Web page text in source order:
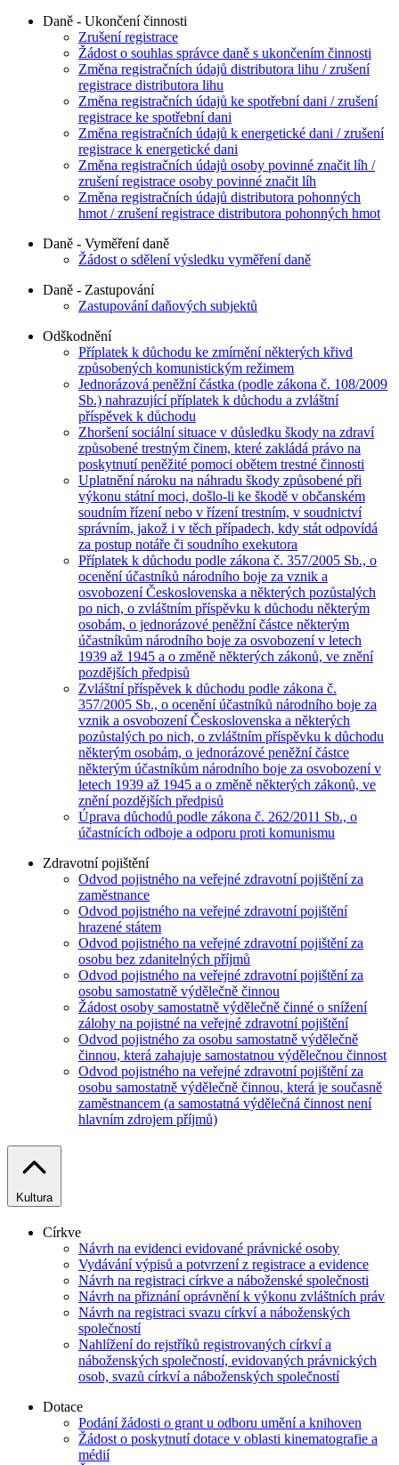
Daně - Ukončení činnosti
Zrušení registrace
Žádost o souhlas správce daně s ukončením činnosti
Změna registračních údajů distributora lihu / zrušení
registrace distributora lihu
Změna registračních údajů ke spotřební dani / zrušení
registrace ke spotřební dani
Změna registračních údajů k energetické dani / zrušení
registrace k energetické dani
Změna registračních údajů osoby povinné značit líh /
zrušení registrace osoby povinné značit líh
Změna registračních údajů distributora pohonných
hmot / zrušení registrace distributora pohonných hmot
Daně - Vyměření daně
Žádost o sdělení výsledku vyměření daně
Daně - Zastupování
Zastupování daňových subjektů
Odškodnění
Příplatek k důchodu ke zmírnění některých křivd
způsobených komunistickým režimem
Jednorázová peněžní částka (podle zákona č. 108/2009
Sb.) nahrazující příplatek k důchodu a zvláštní
příspěvek k důchodu
Zhoršení sociální situace v důsledku škody na zdraví
způsobené trestným činem, které zakládá právo na
poskytnutí peněžité pomoci obětem trestné činnosti
Uplatnění nároku na náhradu škody způsobené při
výkonu státní moci, došlo-li ke škodě v občanském
soudním řízení nebo v řízení trestním, v soudnictví
správním, jakož i v těch případech, kdy stát odpovídá
za postup notáře či soudního exekutora
Příplatek k důchodu podle zákona č. 357/2005 Sb., o
ocenění účastníků národního boje za vznik a
osvobození Československa a některých pozůstalých
po nich, o zvláštním příspěvku k důchodu některým
osobám, o jednorázové peněžní částce některým
účastníkům národního boje za osvobození v letech
1939 až 1945 a o změně některých zákonů, ve znění
pozdějších předpisů
Zvláštní příspěvek k důchodu podle zákona č.
357/2005 Sb., o ocenění účastníků národního boje za
vznik a osvobození Československa a některých
pozůstalých po nich, o zvláštním příspěvku k důchodu
některým osobám, o jednorázové peněžní částce
některým účastníkům národního boje za osvobození v
letech 1939 až 1945 a o změně některých zákonů, ve
znění pozdějších předpisů
Úprava důchodů podle zákona č. 262/2011 Sb., o
účastnících odboje a odporu proti komunismu
Zdravotní pojištění
Odvod pojistného na veřejné zdravotní pojištění za
zaměstnance
Odvod pojistného na veřejné zdravotní pojištění
hrazené státem
Odvod pojistného na veřejné zdravotní pojištění za
osobu bez zdanitelných příjmů
Odvod pojistného na veřejné zdravotní pojištění za
osobu samostatně výdělečně činnou
Žádost osoby samostatně výdělečně činné o snížení
zálohy na pojistné na veřejné zdravotní pojištění
Odvod pojistného za osobu samostatně výdělečně
činnou, která zahajuje samostatnou výdělečnou činnost
Odvod pojistného na veřejné zdravotní pojištění za
osobu samostatně výdělečně činnou, která je současně
zaměstnancem (a samostatná výdělečná činnost není
hlavním zdrojem příjmů)
Kultura
Církve
Návrh na evidenci evidované právnické osoby
Vydávání výpisů a potvrzení z registrace a evidence
Návrh na registraci církve a náboženské společnosti
Návrh na přiznání oprávnění k výkonu zvláštních práv
Návrh na registraci svazu církví a náboženských
společností
Nahlížení do rejstříků registrovaných církví a
náboženských společností, evidovaných právnických
osob, svazů církví a náboženských společností
Dotace
Podání žádosti o grant u odboru umění a knihoven
Žádost o poskytnutí dotace v oblasti kinematografie a
médií